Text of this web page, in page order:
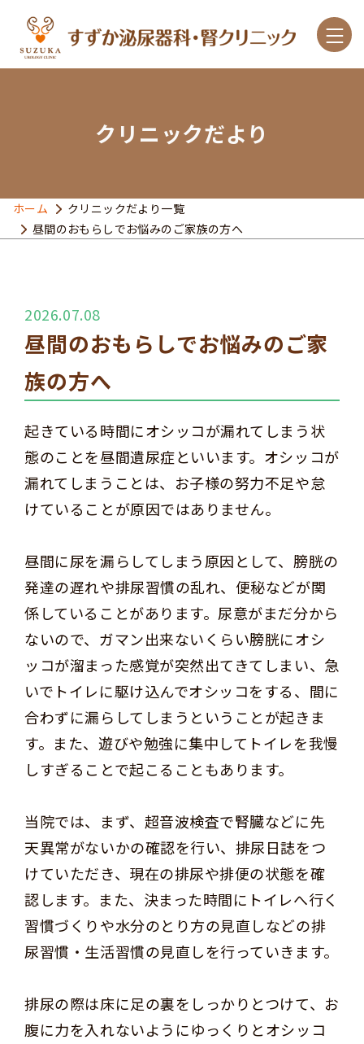
診療案内
主な疾患と治療
クリニックだより
ホーム
クリニックだより一覧
昼間のおもらしでお悩みのご家族の方へ
2026.07.08
昼間のおもらしでお悩みのご家
族の方へ
起きている時間にオシッコが漏れてしまう状
態のことを昼間遺尿症といいます。オシッコが
漏れてしまうことは、お子様の努力不足や怠
けていることが原因ではありません。
昼間に尿を漏らしてしまう原因として、膀胱の
発達の遅れや排尿習慣の乱れ、便秘などが関
係していることがあります。尿意がまだ分から
ないので、ガマン出来ないくらい膀胱にオシ
ッコが溜まった感覚が突然出てきてしまい、急
いでトイレに駆け込んでオシッコをする、間に
合わずに漏らしてしまうということが起きま
す。また、遊びや勉強に集中してトイレを我慢
しすぎることで起こることもあります。
当院では、まず、超音波検査で腎臓などに先
天異常がないかの確認を行い、排尿日誌をつ
けていただき、現在の排尿や排便の状態を確
認します。また、決まった時間にトイレへ行く
習慣づくりや水分のとり方の見直しなどの排
尿習慣・生活習慣の見直しを行っていきます。
排尿の際は床に足の裏をしっかりとつけて、お
腹に力を入れないようにゆっくりとオシッコ